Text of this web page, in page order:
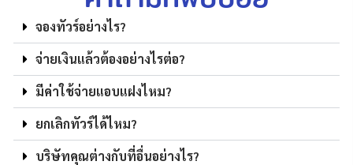
จองทัวร์อย่างไร?
จ่ายเงินแล้วต้องอย่างไรต่อ?
มีค่าใช้จ่ายแอบแฝงไหม?
ยกเลิกทัวร์ได้ไหม?
บริษัทคุณต่างกับที่อื่นอย่างไร?